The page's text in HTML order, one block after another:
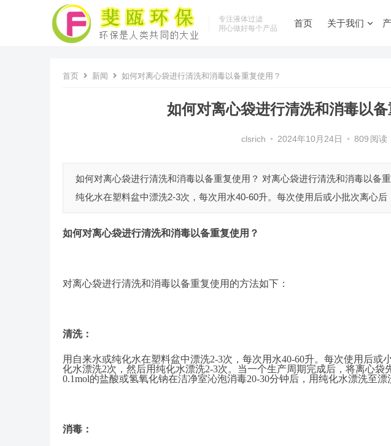
专注液体过滤
用心做好每个产品
首页 关于我们
首页 新闻 如何对离心袋进行清洗和消毒以备重复使用？
如何对离心袋进行清洗和消毒以备
clsrich • 2024年10月24日 • 809 阅读
如何对离心袋进行清洗和消毒以备重复使用？ 对离心袋进行清洗和消毒以备
纯化水在塑料盆中漂洗2-3次，每次用水40-60升。每次使用后或小批次离心后
如何对离心袋进行清洗和消毒以备重复使用？
对离心袋进行清洗和消毒以备重复使用的方法如下：
清洗：
用自来水或纯化水在塑料盆中漂洗2-3次，每次用水40-60升。每次使用后
化水漂洗2次，然后用纯化水漂洗2-3次。当一个生产周期完成后，将离心袋
0.1mol的盐酸或氢氧化钠在洁净室沁泡消毒20-30分钟后，用纯化水漂洗至漂
消毒：